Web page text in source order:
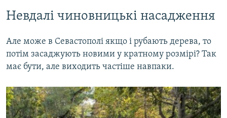
Невдалі чиновницькі насадження
Але може в Севастополі якщо і рубають дерева, то
потім засаджують новими у кратному розмірі? Так
має бути, але виходить частіше навпаки.